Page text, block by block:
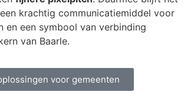
krachtig communicatiemiddel voor
en een symbool van verbinding
van Baarle.
voor gemeenten